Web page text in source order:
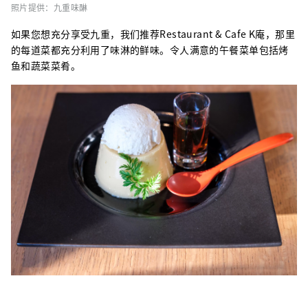
照片提供：九重味醂
如果您想充分享受九重，我们推荐Restaurant & Cafe K庵，那里
的每道菜都充分利用了味淋的鲜味。令人满意的午餐菜单包括烤
鱼和蔬菜菜肴。